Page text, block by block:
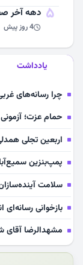
5 دهه آخر
4 روز پیش
یادداشت
چرا رسانه‌های
حمام عزت؛
اربعین تجلی
پمپ‌بنزین
سلامت
بازخوانی
مشهدالرضا آقای
مکن ای صبح